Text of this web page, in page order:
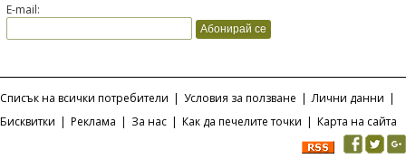
E-mail:
Списък на всички потребители | Условия за ползване | Лични данни |
Бисквитки | Реклама | За нас | Как да печелите точки | Карта на сайта